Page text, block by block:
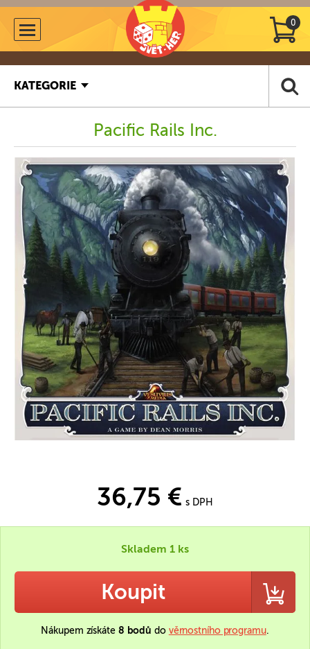
0
KATEGORIE
Pacific Rails Inc.
36,75 € s DPH
Skladem 1 ks
Koupit
Nákupem získáte 8 bodů do věrnostního programu.